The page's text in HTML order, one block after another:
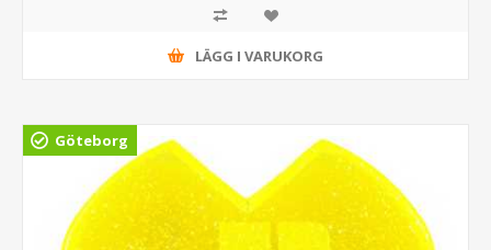
LÄGG I VARUKORG
Göteborg